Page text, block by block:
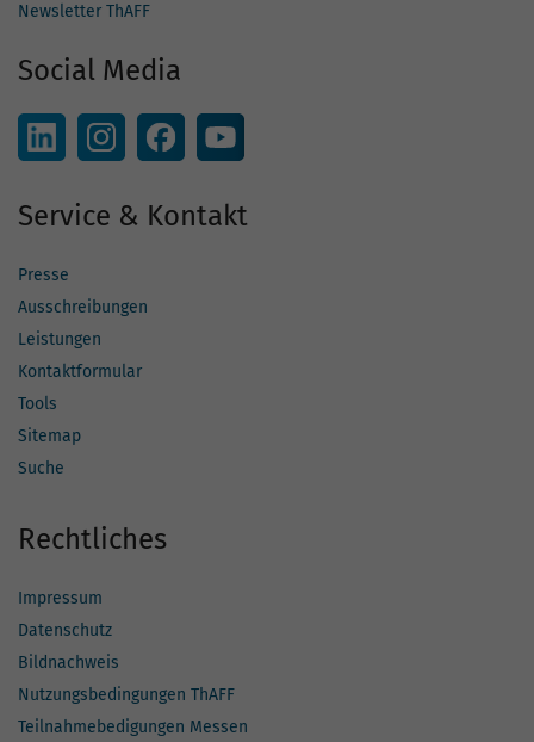
Newsletter ThAFF
Social Media
Service & Kontakt
Presse
Ausschreibungen
Leistungen
Kontaktformular
Tools
Sitemap
Suche
Rechtliches
Impressum
Datenschutz
Bildnachweis
Nutzungsbedingungen ThAFF
Teilnahmebedigungen Messen